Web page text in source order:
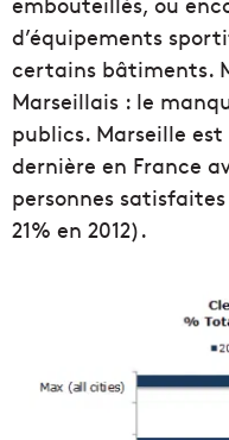
d’équipements
certains bâtiments.
Marseillais : le
publics. Marseille
dernière en France
personnes
21% en 2012).